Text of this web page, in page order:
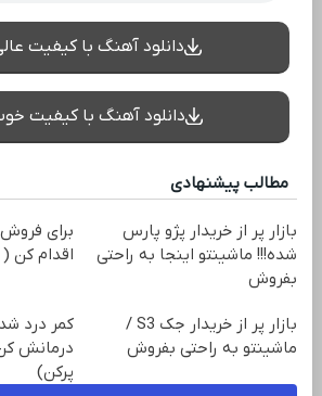
دانلود آهنگ با کیفیت عالی
دانلود آهنگ با کیفیت خوب
مطالب پیشنهادی
بازار پر از خریدار پژو پارس
شده!!! ماشینتو اینجا به راحتی
بفروش
برای
اقدام کن
بازار پر از خریدار جک S3 /
ماشینتو به راحتی بفروش
کمر درد
درمانش
پرکن)